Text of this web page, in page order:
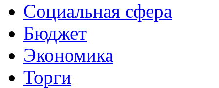
Социальная сфера
Бюджет
Экономика
Торги